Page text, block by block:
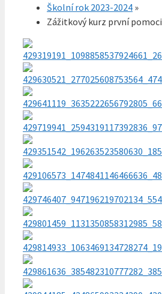
Školní rok 2023-2024 »
Zážitkový kurz první pomoci